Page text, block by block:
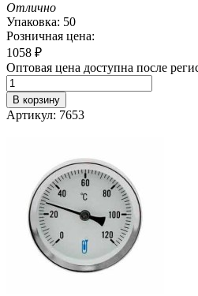
Отлично
Упаковка: 50
Розничная цена:
1058 ₽
Оптовая цена доступна после
В корзину
Артикул: 7653